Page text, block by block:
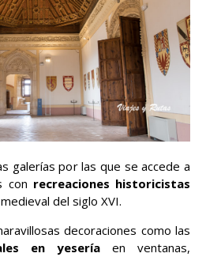
galerías por las que se accede a
con recreaciones historicistas
del siglo XVI.
decoraciones como las
en yesería en ventanas,